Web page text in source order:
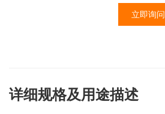
立即询问
详细规格及用途描述